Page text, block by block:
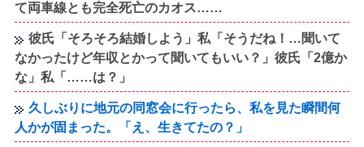
て両車線とも完全死亡のカオス……
彼氏「そろそろ結婚しよう」私「そうだね！…聞いて
なかったけど年収とかって聞いてもいい？」彼氏「2億か
な」私「……は？」
久しぶりに地元の同窓会に行ったら、私を見た瞬間何
人かが固まった。「え、生きてたの？」